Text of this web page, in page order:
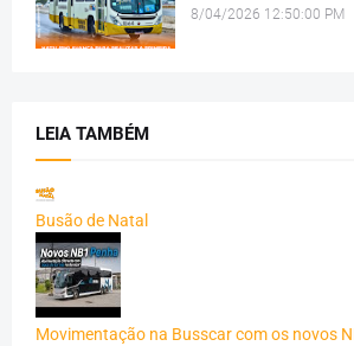
8/04/2026 12:50:00 PM
LEIA TAMBÉM
Busão de Natal
Movimentação na Busscar com os novos